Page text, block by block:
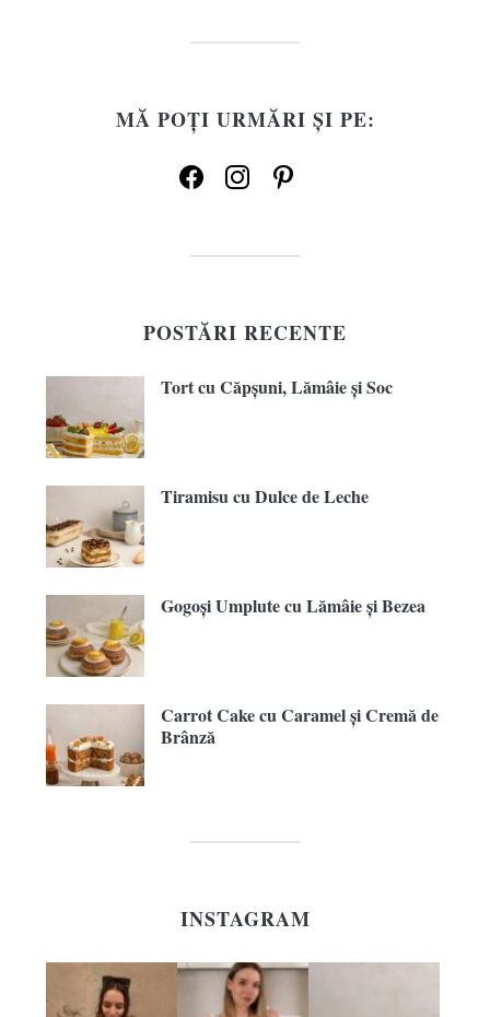
MĂ POȚI URMĂRI ȘI PE:
facebookinstagrampinterest
POSTĂRI RECENTE
Tort cu Căpșuni, Lămâie și Soc
Tiramisu cu Dulce de Leche
Gogoși Umplute cu Lămâie și Bezea
Carrot Cake cu Caramel și Cremă de
Brânză
INSTAGRAM